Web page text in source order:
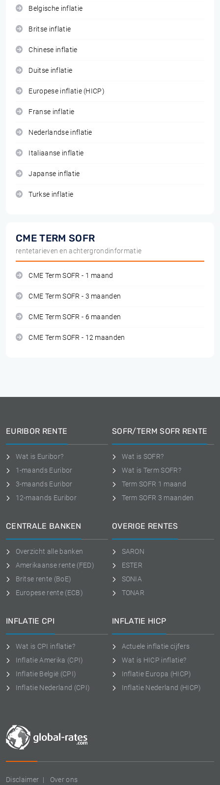
Belgische inflatie
Britse inflatie
Chinese inflatie
Duitse inflatie
Europese inflatie (HICP)
Franse inflatie
Nederlandse inflatie
Italiaanse inflatie
Japanse inflatie
Turkse inflatie
CME TERM SOFR
rentetarieven en achtergrondinformatie
CME Term SOFR - 1 maand
CME Term SOFR - 3 maanden
CME Term SOFR - 6 maanden
CME Term SOFR - 12 maanden
Disclaimer Over ons
EURIBOR RENTE
Wat is Euribor?
1-maands Euribor
3-maands Euribor
12-maands Euribor
SOFR/TERM SOFR RENTE
Wat is SOFR?
Wat is Term SOFR?
Term SOFR 1 maand
Term SOFR 3 maanden
CENTRALE BANKEN
Overzicht alle banken
Amerikaanse rente (FED)
Britse rente (BoE)
Europese rente (ECB)
OVERIGE RENTES
SARON
ESTER
SONIA
TONAR
INFLATIE CPI
Wat is CPI inflatie?
Inflatie Amerika (CPI)
Inflatie België (CPI)
Inflatie Nederland (CPI)
INFLATIE HICP
Actuele inflatie cijfers
Wat is HICP inflatie?
Inflatie Europa (HICP)
Inflatie Nederland (HICP)